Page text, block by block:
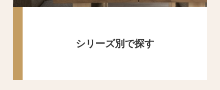
シリーズ別で探す